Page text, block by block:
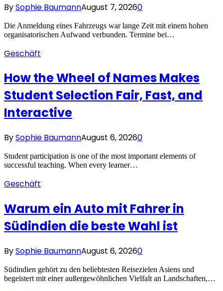
BySophie BaumannAugust 7, 20260
Die Anmeldung eines Fahrzeugs war lange Zeit mit einem hohen
organisatorischen Aufwand verbunden. Termine bei…
Geschäft
How the Wheel of Names Makes
Student Selection Fair, Fast, and
Interactive
BySophie BaumannAugust 6, 20260
Student participation is one of the most important elements of
successful teaching. When every learner…
Geschäft
Warum ein Auto mit Fahrer in
Südindien die beste Wahl ist
BySophie BaumannAugust 6, 20260
Südindien gehört zu den beliebtesten Reisezielen Asiens und
begeistert mit einer außergewöhnlichen Vielfalt an Landschaften,…